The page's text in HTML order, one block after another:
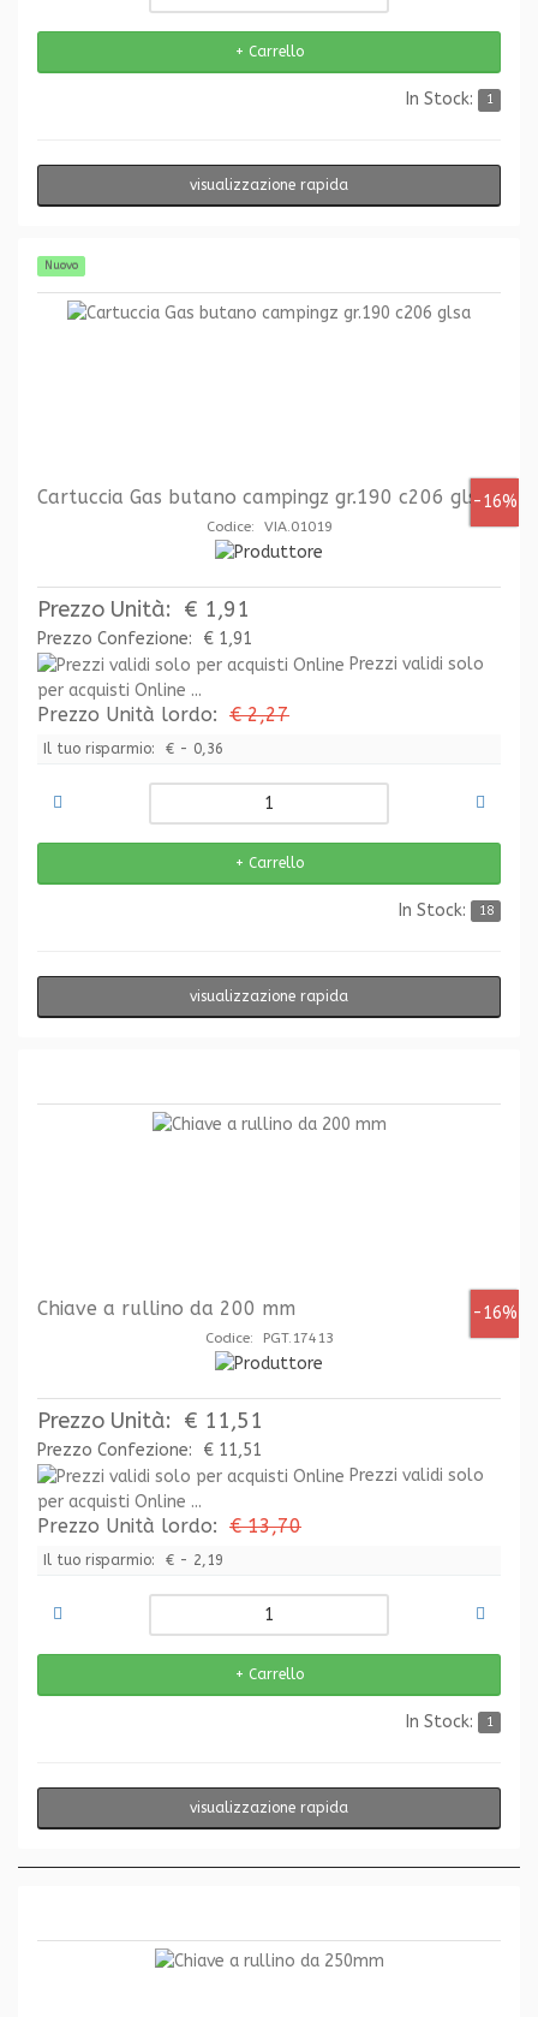
In Stock: 1
visualizzazione rapida
Nuovo
-16%
Cartuccia Gas butano campingz gr.190 c206 glsa
Codice: VIA.01019
Prezzo Unità: € 1,91
Prezzo Confezione:
€ 1,91
Prezzi validi solo
per acquisti Online ...
Prezzo Unità lordo: € 2,27
Il tuo risparmio: € - 0,36
In Stock: 18
visualizzazione rapida
-16%
Chiave a rullino da 200 mm
Codice: PGT.17413
Prezzo Unità: € 11,51
Prezzo Confezione:
€ 11,51
Prezzi validi solo
per acquisti Online ...
Prezzo Unità lordo: € 13,70
Il tuo risparmio: € - 2,19
In Stock: 1
visualizzazione rapida